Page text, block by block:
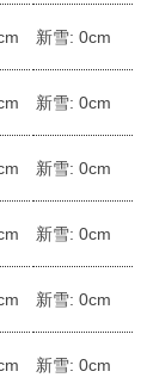
新雪: 0cm
新雪: 0cm
新雪: 0cm
新雪: 0cm
新雪: 0cm
新雪: 0cm